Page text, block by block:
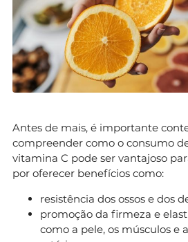
Antes de mais, é importante
compreender como o consumo
vitamina C pode ser vantajoso
por oferecer benefícios como:
resistência dos ossos e dos
promoção da firmeza e
como a pele, os músculos e